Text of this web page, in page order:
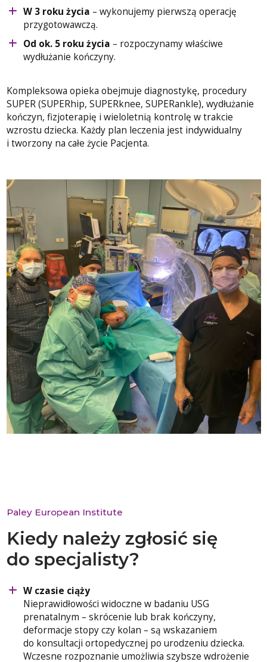
W 3 roku życia – wykonujemy pierwszą operację
przygotowawczą.
Od ok. 5 roku życia – rozpoczynamy właściwe
wydłużanie kończyny.
Kompleksowa opieka obejmuje diagnostykę, procedury
SUPER (SUPERhip, SUPERknee, SUPERankle), wydłużanie
kończyn, fizjoterapię i wieloletnią kontrolę w trakcie
wzrostu dziecka. Każdy plan leczenia jest indywidualny
i tworzony na całe życie Pacjenta.
Paley European Institute
Kiedy należy zgłosić się
do specjalisty?
W czasie ciąży
Nieprawidłowości widoczne w badaniu USG
prenatalnym – skrócenie lub brak kończyny,
deformacje stopy czy kolan – są wskazaniem
do konsultacji ortopedycznej po urodzeniu dziecka.
Wczesne rozpoznanie umożliwia szybsze wdrożenie